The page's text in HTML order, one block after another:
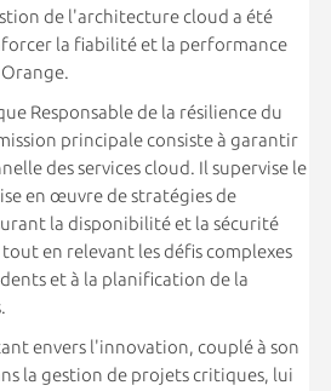
de l'architecture cloud a été
la fiabilité et la performance
Responsable de la résilience du
principale consiste à garantir
des services cloud. Il supervise le
en œuvre de stratégies de
la disponibilité et la sécurité
en relevant les défis complexes
et à la planification de la
envers l'innovation, couplé à son
la gestion de projets critiques, lui